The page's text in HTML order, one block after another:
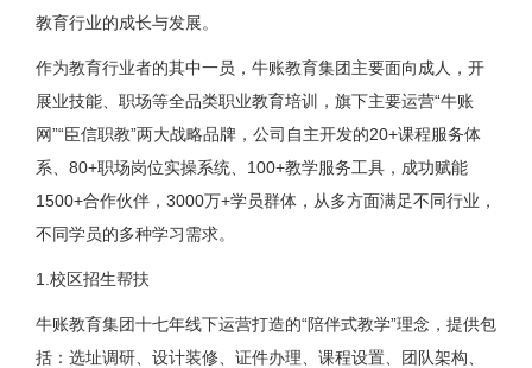
教育行业的成长与发展。
作为教育行业者的其中一员，牛账教育集团主要面向成人，开
展业技能、职场等全品类职业教育培训，旗下主要运营“牛账
网”“臣信职教”两大战略品牌，公司自主开发的20+课程服务体
系、80+职场岗位实操系统、100+教学服务工具，成功赋能
1500+合作伙伴，3000万+学员群体，从多方面满足不同行业，
不同学员的多种学习需求。
1.校区招生帮扶
牛账教育集团十七年线下运营打造的“陪伴式教学”理念，提供包
括：选址调研、设计装修、证件办理、课程设置、团队架构、